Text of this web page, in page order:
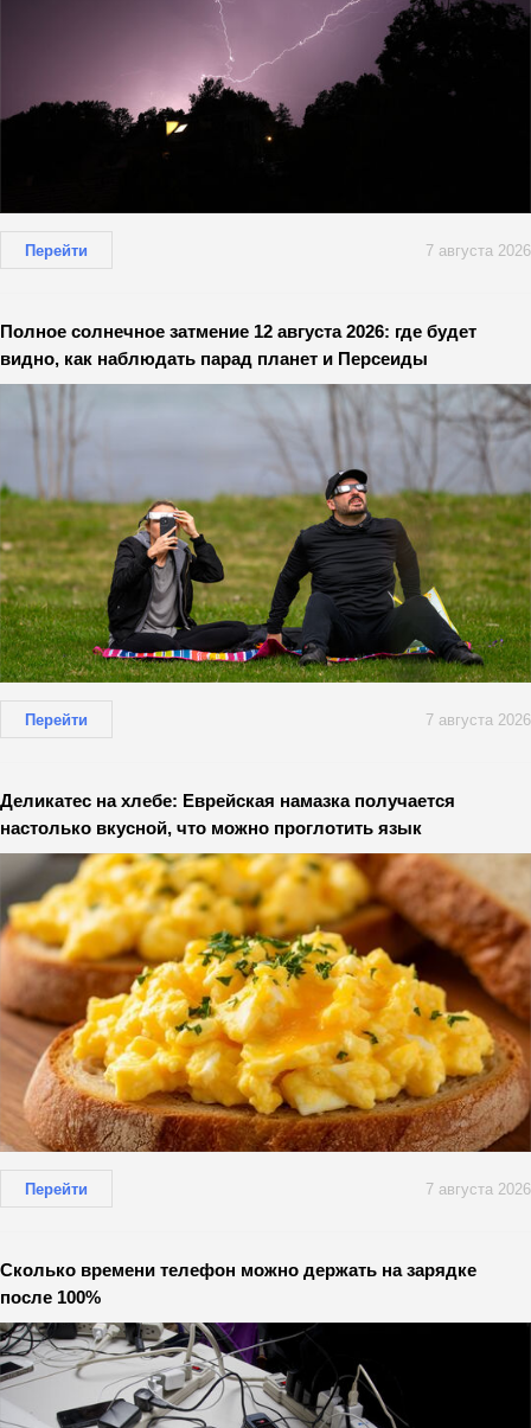
Перейти 7 августа 2026
Полное солнечное затмение 12 августа 2026: где будет
видно, как наблюдать парад планет и Персеиды
Перейти 7 августа 2026
Деликатес на хлебе: Еврейская намазка получается
настолько вкусной, что можно проглотить язык
Перейти 7 августа 2026
Сколько времени телефон можно держать на зарядке
после 100%